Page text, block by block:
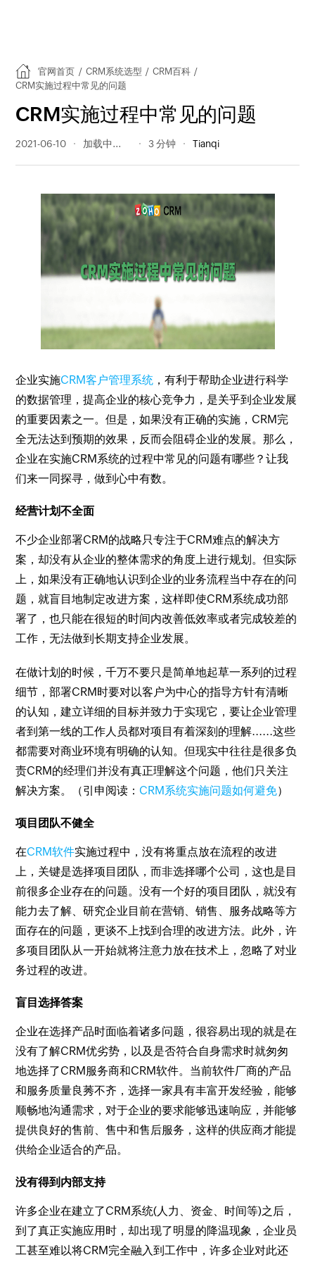
官网首页 / CRM系统选型 / CRM百科 /
CRM实施过程中常见的问题
CRM实施过程中常见的问题
2021-06-10 552 阅读量 3 分钟 Tianqi
企业实施CRM客户管理系统 ，有利于帮助企业进行科学
的数据管理，提高企业的核心竞争力，是关乎到企业发展
的重要因素之一。但是，如果没有正确的实施，CRM完
全无法达到预期的效果，反而会阻碍企业的发展。那么，
企业在实施CRM系统的过程中常见的问题有哪些？让我
们来一同探寻，做到心中有数。
经营计划不全面
不少企业部署CRM的战略只专注于CRM难点的解决方
案，却没有从企业的整体需求的角度上进行规划。但实际
上，如果没有正确地认识到企业的业务流程当中存在的问
题，就盲目地制定改进方案，这样即使CRM系统成功部
署了，也只能在很短的时间内改善低效率或者完成较差的
工作，无法做到长期支持企业发展。
在做计划的时候，千万不要只是简单地起草一系列的过程
细节，部署CRM时要对以客户为中心的指导方针有清晰
的认知，建立详细的目标并致力于实现它，要让企业管理
者到第一线的工作人员都对项目有着深刻的理解......这些
都需要对商业环境有明确的认知。但现实中往往是很多负
责CRM的经理们并没有真正理解这个问题，他们只关注
解决方案。（引申阅读： CRM系统实施问题如何避免）
项目团队不健全
在CRM软件实施过程中，没有将重点放在流程的改进
上，关键是选择项目团队，而非选择哪个公司，这也是目
前很多企业存在的问题。没有一个好的项目团队，就没有
能力去了解、研究企业目前在营销、销售、服务战略等方
面存在的问题，更谈不上找到合理的改进方法。此外，许
多项目团队从一开始就将注意力放在技术上，忽略了对业
务过程的改进。
盲目选择答案
企业在选择产品时面临着诸多问题，很容易出现的就是在
没有了解CRM优劣势，以及是否符合自身需求时就匆匆
地选择了CRM服务商和CRM软件。当前软件厂商的产品
和服务质量良莠不齐，选择一家具有丰富开发经验，能够
顺畅地沟通需求，对于企业的要求能够迅速响应，并能够
提供良好的售前、售中和售后服务，这样的供应商才能提
供给企业适合的产品。
没有得到内部支持
许多企业在建立了CRM系统(人力、资金、时间等)之后，
到了真正实施应用时，却出现了明显的降温现象，企业员
工甚至难以将CRM完全融入到工作中，许多企业对此还